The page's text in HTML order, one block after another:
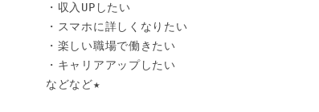
・収入UPしたい
・スマホに詳しくなりたい
・楽しい職場で働きたい
・キャリアアップしたい
などなど★